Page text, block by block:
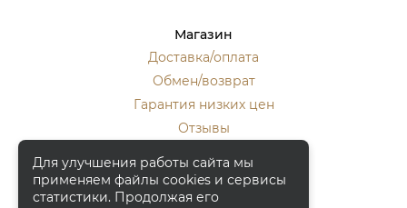
Магазин
Доставка/оплата
Обмен/возврат
Гарантия низких цен
Отзывы
Контакты
Для улучшения работы сайта мы
применяем файлы cookies и сервисы
статистики. Продолжая его